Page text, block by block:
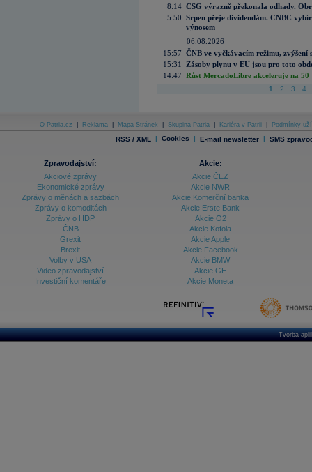
8:14 CSG výrazně překonala odhady.
5:50 Srpen přeje dividendám. CNBC
výnosem
06.08.2026
15:57 ČNB ve vyčkávacím režimu, zvýšení
15:31
Zásoby plynu v EU jsou pro toto
14:47 Růst MercadoLibre akceleruje na
1 2 3 4
O Patria.cz Reklama Mapa Stránek Skupina Patria Kariéra v Patrii Podmínky
RSS / XML | Cookies | E-mail newsletter | SMS
Zpravodajství:
Akciové zprávy
Ekonomické zprávy
Zprávy o měnách a sazbách
Zprávy o komoditách
Zprávy o HDP
ČNB
Grexit
Brexit
Volby v USA
Video zpravodajství
Investiční komentáře
Akcie:
Akcie ČEZ
Akcie NWR
Akcie Komerční banka
Akcie Erste Bank
Akcie O2
Akcie Kofola
Akcie Apple
Akcie Facebook
Akcie BMW
Akcie GE
Akcie Moneta
Tvorba